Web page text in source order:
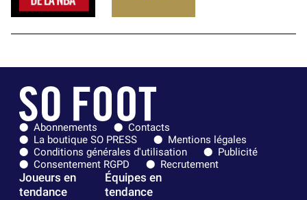
Abonnements
Contacts
La boutique SO PRESS
Mentions légales
Conditions générales d'utilisation
Publicité
Consentement RGPD
Recrutement
Joueurs en
tendance
Équipes en
tendance